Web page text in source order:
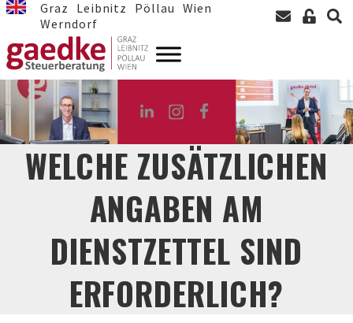
Graz Leibnitz Pöllau Wien
Werndorf
WELCHE ZUSÄTZLICHEN
ANGABEN AM
DIENSTZETTEL SIND
ERFORDERLICH?